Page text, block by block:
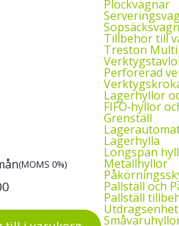
Plockvagnar
Sopsäcksvagn
Tillbehör till
Treston
Perforerad
Lagerhyllor
FIFO‑hyllor
Grenställ
Lagerhylla
Longspan
Metallhyllor
Pallställ och
Pallställ
Utdragsenhet
(MOMS 0%)
mängd